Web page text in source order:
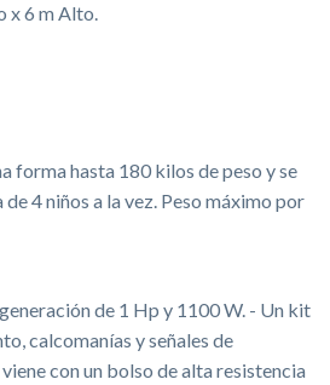
x 6 m Alto.
forma hasta 180 kilos de peso y se
4 niños a la vez. Peso máximo por
de 1 Hp y 1100 W. - Un kit
calcomanías y señales de
con un bolso de alta resistencia